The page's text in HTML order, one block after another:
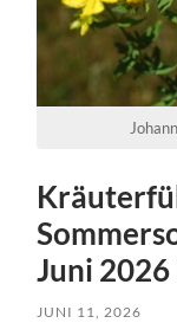
Juni
JUNI 11, 2026